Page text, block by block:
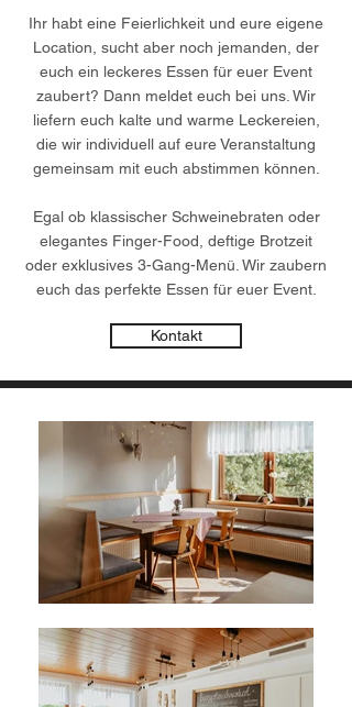
Ihr habt eine Feierlichkeit und eure eigene
Location, sucht aber noch jemanden, der
euch ein leckeres Essen für euer Event
zaubert? Dann meldet euch bei uns. Wir
liefern euch kalte und warme Leckereien,
die wir individuell auf eure Veranstaltung
gemeinsam mit euch abstimmen können.
Egal ob klassischer Schweinebraten oder
elegantes Finger-Food, deftige Brotzeit
oder exklusives 3-Gang-Menü. Wir zaubern
euch das perfekte Essen für euer Event.
Kontakt